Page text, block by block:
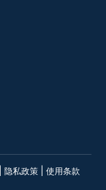
隐私政策 使用条款